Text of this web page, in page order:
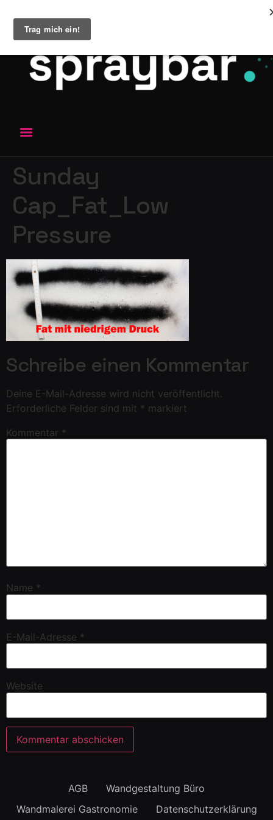
Sunday
Cap_Fat_Low
Pressure
Schreibe einen Kommentar
Deine E-Mail-Adresse wird nicht veröffentlicht.
Erforderliche Felder sind mit * markiert
Kommentar *
Name *
E-Mail-Adresse *
Website
AGB
Wandgestaltung Büro
Wandmalerei Gastronomie
Datenschutzerklärung